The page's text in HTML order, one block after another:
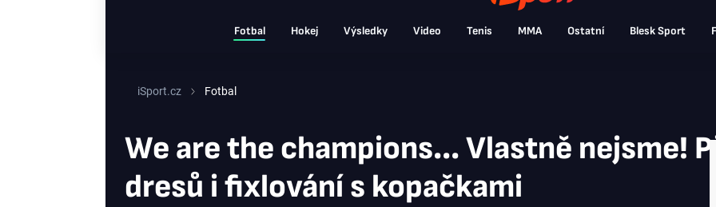
Fotbal Hokej Výsledky Video Tenis MMA Ostatní Blesk Sport
iSport.cz Fotbal
We are the champions... Vlastně nejsme!
dresů i fixlování s kopačkami